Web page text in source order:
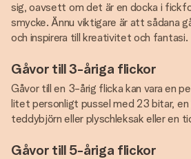
sig, oavsett om det är en docka i
smycke. Ännu viktigare är att sådana
och inspirera till kreativitet och fantasi.
Gåvor till 3-åriga flickor
Gåvor till en 3-årig flicka kan vara en
litet personligt pussel med 23 bitar, en
teddybjörn eller plyschleksak eller en
Gåvor till 5-åriga flickor